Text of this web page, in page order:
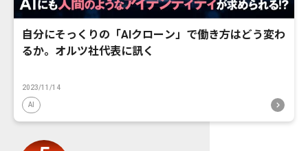
自分にそっくりの「AIクローン」で働き方はどう変わ
るか。オルツ社代表に訊く
2023/11/14
AI